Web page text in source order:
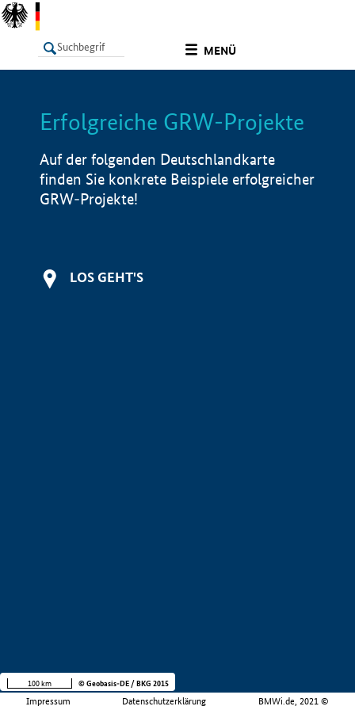
MENÜ
LISTE Info
Erfolgreiche GRW-Projekte
Auf der folgenden Deutschlandkarte
finden Sie konkrete Beispiele erfolgreicher
GRW-Projekte!
LOS GEHT'S
Impressum Datenschutzerklärung BMWi.de, 2021 ©
100 km © Geobasis-DE / BKG 2015